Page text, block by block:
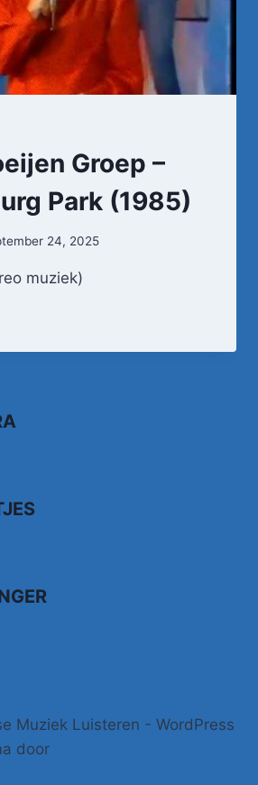
Groep –
Park (1985)
24, 2025
muziek)
Muziek Luisteren - WordPress
door